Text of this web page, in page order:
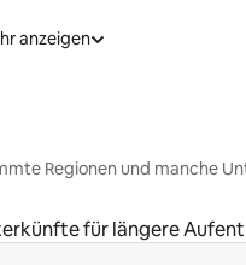
anzeigen
Regionen und manche
für längere